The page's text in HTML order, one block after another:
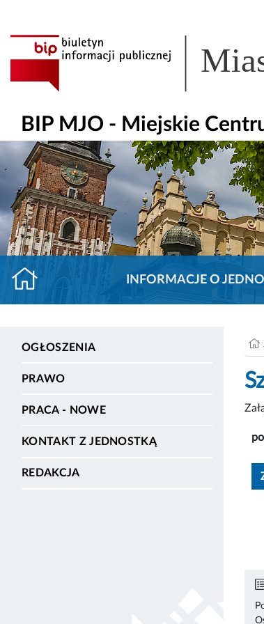
BIP MJO - Miejskie
INFORMACJE O
OGŁOSZENIA
PRAWO
PRACA - NOWE
KONTAKT Z JEDNOSTKĄ
REDAKCJA